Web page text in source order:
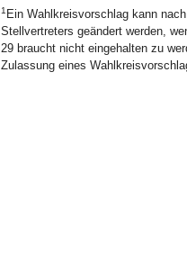
1 Ein Wahlkreisvorschlag kann
Stellvertreters geändert werden,
29 braucht nicht eingehalten zu
Zulassung eines